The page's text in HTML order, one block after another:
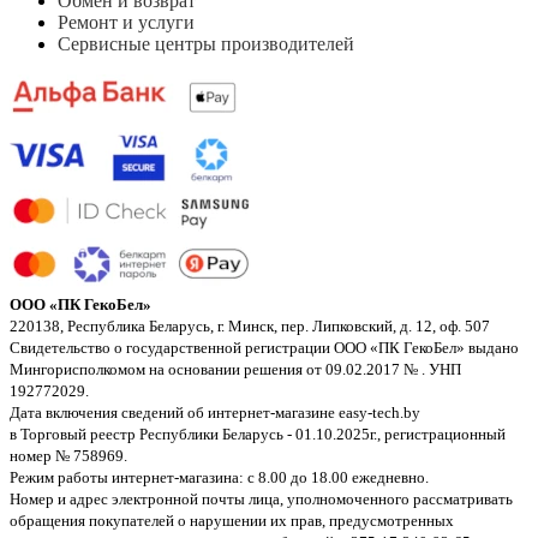
Ремонт и услуги
Сервисные центры производителей
ООО «ПК ГекоБел»
220138, Республика Беларусь, г. Минск, пер. Липковский, д. 12, оф. 507
Свидетельство о государственной регистрации ООО «ПК ГекоБел» выдано
Мингорисполкомом на основании решения от 09.02.2017 № . УНП
192772029.
Дата включения сведений об интернет-магазине easy-tech.by
в Торговый реестр Республики Беларусь - 01.10.2025г., регистрационный
номер № 758969.
Режим работы интернет-магазина: с 8.00 до 18.00 ежедневно.
Номер и адрес электронной почты лица, уполномоченного рассматривать
обращения покупателей о нарушении их прав, предусмотренных